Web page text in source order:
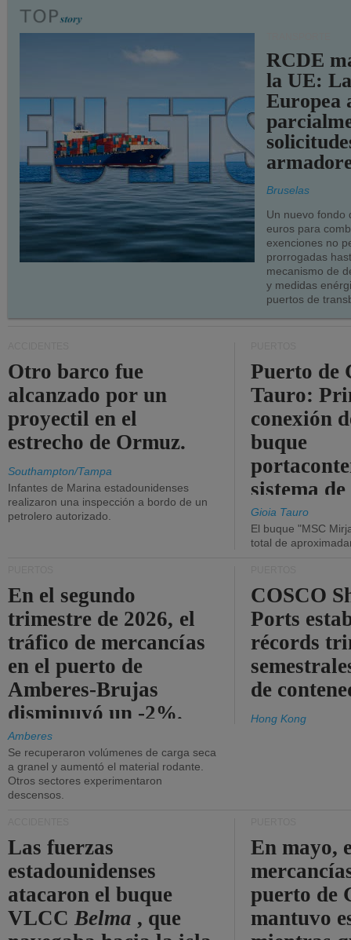
RCDE
la UE:
Europea
Bruselas
Un nuevo fondo
euros para
exenciones no
prorrogadas
mecanismo de
y medidas
puertos de
Otro barco fue
alcanzado por un
proyectil en el
estrecho de Ormuz.
Southampton/Tampa
Infantes de Marina estadounidenses
realizaron una inspección a bordo de un
petrolero autorizado.
Puerto de
Tauro:
conexión
buque
sistema
la red
Gioia Tauro
El buque "MSC
total de
En el segundo
trimestre de 2026, el
tráfico de mercancías
en el puerto de
Amberes-Brujas
disminuyó un -2%.
Amberes
Se recuperaron volúmenes de carga seca
a granel y aumentó el material rodante.
Otros sectores experimentaron
descensos.
COSCO
Ports
récords
de
Hong Kong
Las fuerzas
estadounidenses
atacaron el buque
VLCCBelma , que
En mayo,
puerto de
mantuvo